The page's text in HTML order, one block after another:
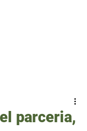
parceria,